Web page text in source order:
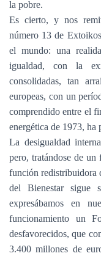
la pobre.
Es cierto, y nos
número 13 de
el mundo: una
igualdad, con la
consolidadas, tan
europeas, con un
comprendido entre el
energética de 1973, ha
La desigualdad
pero, tratándose de un
función redistribuidora
del Bienestar sigue
expresábamos en
funcionamiento un
desfavorecidos, que
3.400 millones de